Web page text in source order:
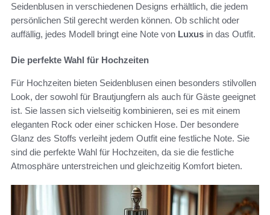
Seidenblusen in verschiedenen Designs erhältlich, die jedem
persönlichen Stil gerecht werden können. Ob schlicht oder
auffällig, jedes Modell bringt eine Note von Luxus in das Outfit.
Die perfekte Wahl für Hochzeiten
Für Hochzeiten bieten Seidenblusen einen besonders stilvollen
Look, der sowohl für Brautjungfern als auch für Gäste geeignet
ist. Sie lassen sich vielseitig kombinieren, sei es mit einem
eleganten Rock oder einer schicken Hose. Der besondere
Glanz des Stoffs verleiht jedem Outfit eine festliche Note. Sie
sind die perfekte Wahl für Hochzeiten, da sie die festliche
Atmosphäre unterstreichen und gleichzeitig Komfort bieten.